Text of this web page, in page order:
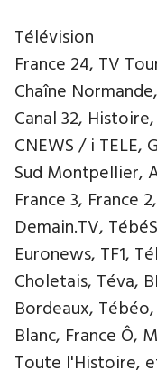
Télévision
France 24, TV
Chaîne
Canal 32,
CNEWS / i TELE,
Sud Montpellier,
France 3, France
Demain.TV,
Euronews, TF1,
Choletais, Téva,
Bordeaux,
Blanc, France Ô,
Toute l'Histoire,